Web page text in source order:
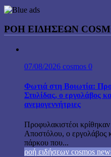
ΡΟΗ ΕΙΔΗΣΕΩΝ
07/08/2026 cosmos 0
Φωτιά στη Βοιωτία:
Στυλίδας, ο εργολάβος
ανεμογεννήτριες
Προφυλακιστέοι
Αποστόλου, ο εργολάβος
πάρκου που...
ροή ειδήσεων cosmos